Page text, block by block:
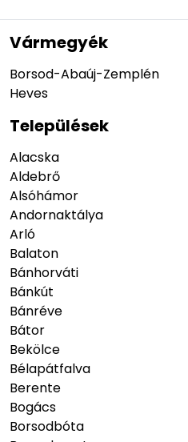
Vármegyék
Borsod-Abaúj-Zemplén
Heves
Települések
Alacska
Aldebrő
Alsóhámor
Andornaktálya
Arló
Balaton
Bánhorváti
Bánkút
Bánréve
Bátor
Bekölce
Bélapátfalva
Berente
Bogács
Borsodbóta